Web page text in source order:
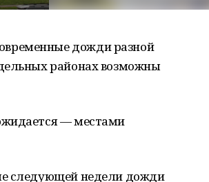
дожди разной
районах возможны
— местами
следующей недели дожди